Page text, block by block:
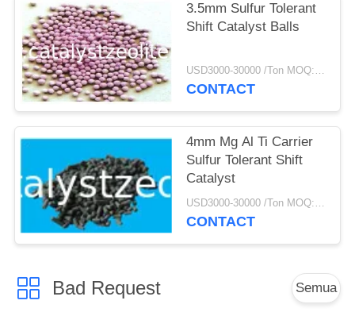
3.5mm Sulfur Tolerant
Shift Catalyst Balls
USD3000-30000 /Ton MOQ:1 KG
CONTACT
4mm Mg Al Ti Carrier
Sulfur Tolerant Shift
Catalyst
USD3000-30000 /Ton MOQ:1 KG
CONTACT
Bad Request Semua